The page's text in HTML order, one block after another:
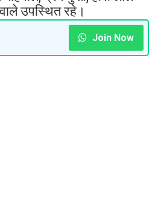
वाले उपस्थित रहे।
Join Now